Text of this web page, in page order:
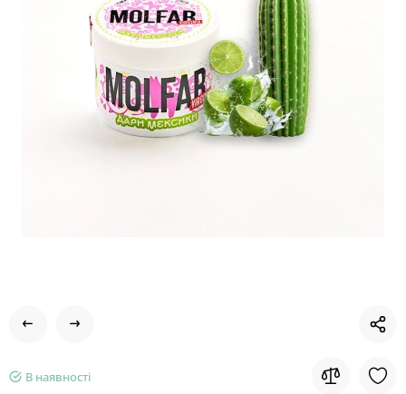
В наявності